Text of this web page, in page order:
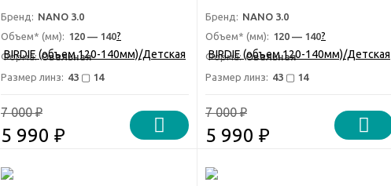
оправа для очков - НАНО 3.0
Бренд: NANO 3.0
Объем* (мм): 120 — 140?
Форма: Овальная
Размер линз: 43 ▢ 14
7 000₽
5 990 ₽
оправа для очков - НАНО 3.0
Бренд: NANO 3.0
Объем* (мм): 120 — 140?
Форма: Овальная
Размер линз: 43 ▢ 14
7 000₽
5 990 ₽